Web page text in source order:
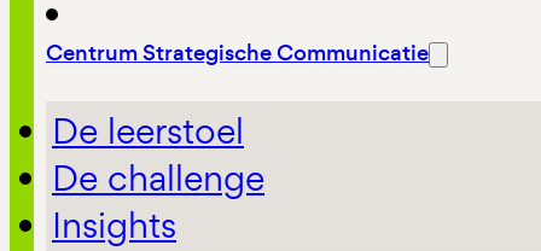
Centrum Strategische Communicatie
De leerstoel
De challenge
Insights